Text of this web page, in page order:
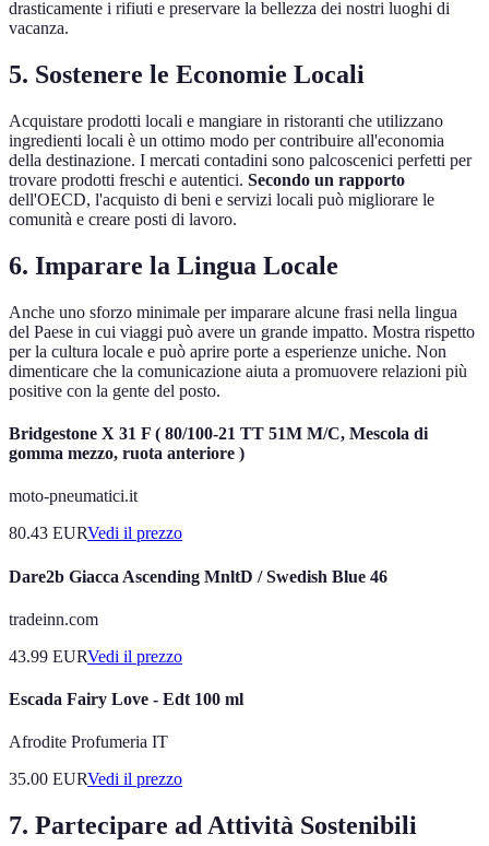
drasticamente i rifiuti e preservare la bellezza dei nostri luoghi di
vacanza.
5. Sostenere le Economie Locali
Acquistare prodotti locali e mangiare in ristoranti che utilizzano
ingredienti locali è un ottimo modo per contribuire all'economia
della destinazione. I mercati contadini sono palcoscenici perfetti per
trovare prodotti freschi e autentici. Secondo un rapporto
dell'OECD, l'acquisto di beni e servizi locali può migliorare le
comunità e creare posti di lavoro.
6. Imparare la Lingua Locale
Anche uno sforzo minimale per imparare alcune frasi nella lingua
del Paese in cui viaggi può avere un grande impatto. Mostra rispetto
per la cultura locale e può aprire porte a esperienze uniche. Non
dimenticare che la comunicazione aiuta a promuovere relazioni più
positive con la gente del posto.
Bridgestone X 31 F ( 80/100-21 TT 51M M/C, Mescola di
gomma mezzo, ruota anteriore )
moto-pneumatici.it
80.43 EURVedi il prezzo
Dare2b Giacca Ascending MnltD / Swedish Blue 46
tradeinn.com
43.99 EURVedi il prezzo
Escada Fairy Love - Edt 100 ml
Afrodite Profumeria IT
35.00 EURVedi il prezzo
7. Partecipare ad Attività Sostenibili